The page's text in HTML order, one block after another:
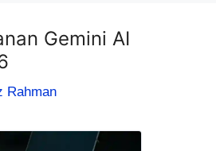
Gemini AI
Rahman